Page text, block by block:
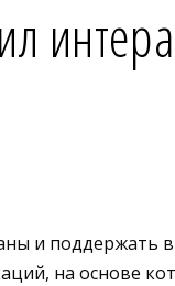
и поддержать
на основе